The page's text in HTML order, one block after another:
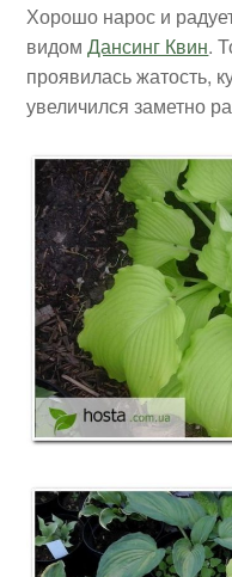
Хорошо нарос и
видомДансинг Квин.
проявилась жатость,
увеличился заметно